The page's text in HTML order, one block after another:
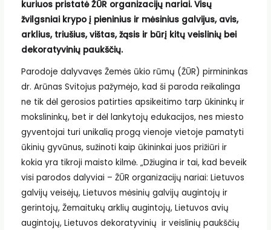
kuriuos pristatė ŽŪR organizacijų nariai. Visų
žvilgsniai krypo į pieninius ir mėsinius galvijus, avis,
arklius, triušius, vištas, žąsis ir būrį kitų veislinių bei
dekoratyvinių paukščių.
Parodoje dalyvavęs Žemės ūkio rūmų (ŽŪR) pirmininkas
dr. Arūnas Svitojus pažymėjo, kad ši paroda reikalinga
ne tik dėl gerosios patirties apsikeitimo tarp ūkininkų ir
mokslininkų, bet ir dėl lankytojų edukacijos, nes miesto
gyventojai turi unikalią progą vienoje vietoje pamatyti
ūkinių gyvūnus, sužinoti kaip ūkininkai juos prižiūri ir
kokia yra tikroji maisto kilmė. „Džiugina ir tai, kad beveik
visi parodos dalyviai – ŽŪR organizacijų nariai: Lietuvos
galvijų veisėjų, Lietuvos mėsinių galvijų augintojų ir
gerintojų, Žemaitukų arklių augintojų, Lietuvos avių
augintojų, Lietuvos dekoratyvinių ir veislinių paukščių